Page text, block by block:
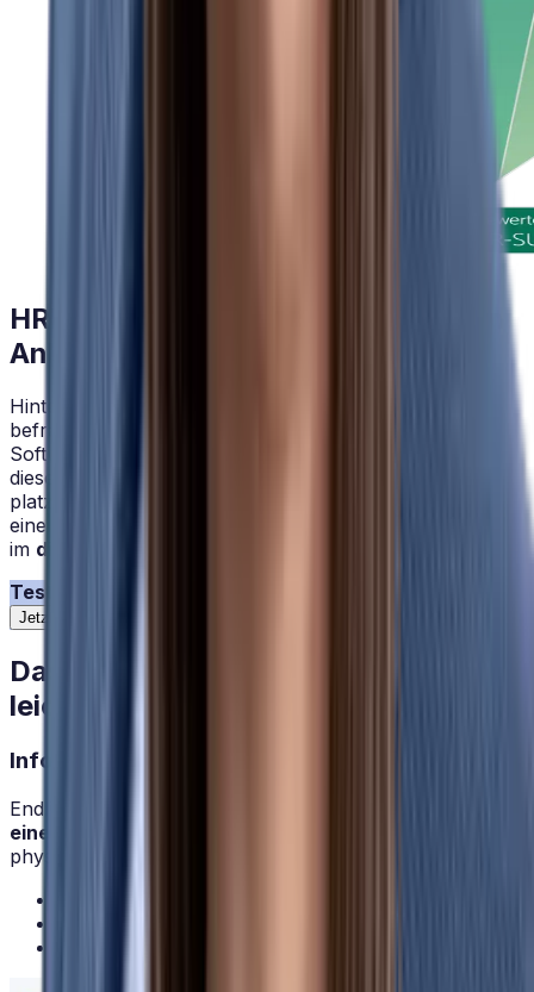
HRlab ist wiederholter Champion im
Anbietervergleich
Hintergrund:
befragt einmal im Jahr die Kunden ganzheitlicher HR
Software-Lösungen zu Ihren Erfahrungen. Und auch
dieses Jahr konnte HRlab sich wieder ganz oben
platzieren. Und was spricht mehr für eine Software als
eine
im direkten Vergleich zum Wettbewerb
Testen und selbst überzeugen. Worauf warten?
Jetzt Testen
Das HR Tool, das HR das Leben
leichter macht
Informationen finden statt suchen
Endlich sind alle Daten
einem Ort
physischen Ordnern. Egal, ob: